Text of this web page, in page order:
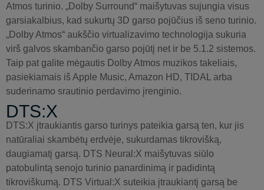
Atmos turinio. „Dolby Surround“ maišytuvas sujungia visus
garsiakalbius, kad sukurtų 3D garso pojūčius iš seno turinio.
„Dolby Atmos“ aukščio virtualizavimo technologija sukuria
virš galvos skambančio garso pojūtį net ir be 5.1.2 sistemos.
Taip pat galite mėgautis Dolby Atmos muzikos takeliais,
pasiekiamais iš Apple Music, Amazon HD, TIDAL arba
suderinamo srautinio perdavimo įrenginio.
DTS:X
DTS:X įtraukiantis garso turinys pateikia garsą ten, kur jis
natūraliai skambėtų erdvėje, sukurdamas tikrovišką,
daugiamatį garsą. DTS Neural:X maišytuvas siūlo
patobulintą senojo turinio panardinimą ir padidintą
tikroviškumą. DTS Virtual:X suteikia įtraukiantį garsą be